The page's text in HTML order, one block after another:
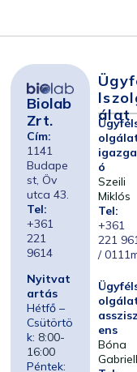
Biolab
Zrt.
Cím:
1141
Budape
st, Öv
utca 43.
Tel:
+361
221
9614
Nyitvat
artás
Hétfő –
Csütörtö
k: 8:00-
16:00
Péntek:
Álat
ó
Szeili
Miklós
Tel:
+361
221
/
ens
Bóna